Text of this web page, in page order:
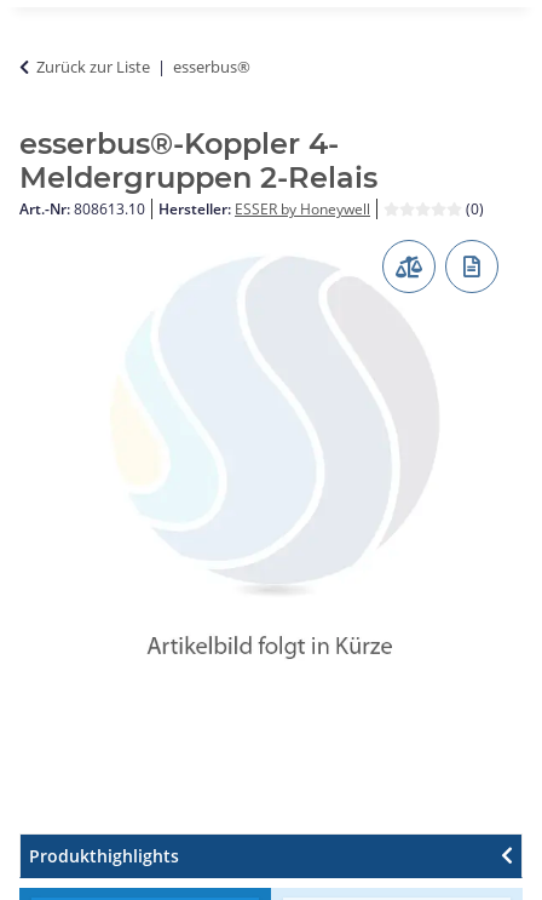
Zurück zur Liste esserbus®
esserbus®-Koppler 4-
Meldergruppen 2-Relais
Art.-Nr: 808613.10 Hersteller: ESSER by Honeywell (0)
Produkthighlights